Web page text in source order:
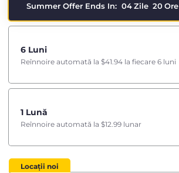
Summer Offer Ends In: 04Zile 20Ore
6 Luni
Reînnoire automată la $41.94 la fiecare 6 luni
1 Lună
Reînnoire automată la $12.99 lunar
Locații noi